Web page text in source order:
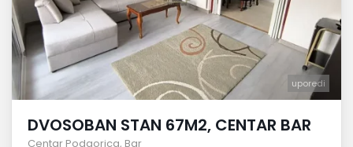
uporedi
DVOSOBAN STAN 67M2, CENTAR BAR
Centar Podgorica, Bar